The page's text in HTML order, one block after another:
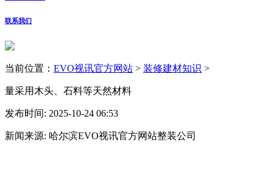
联系我们
当前位置： EVO视讯官方网站 > 装修建材知识 >
量采用木头、石料等天然材料
发布时间: 2025-10-24 06:53
新闻来源: 哈尔滨EVO视讯官方网站整装公司